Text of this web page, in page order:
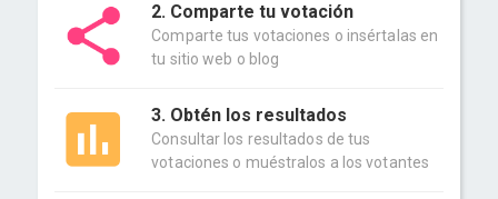
2. Comparte tu votación
Comparte tus votaciones o insértalas en
tu sitio web o blog
3. Obtén los resultados
Consultar los resultados de tus
votaciones o muéstralos a los votantes